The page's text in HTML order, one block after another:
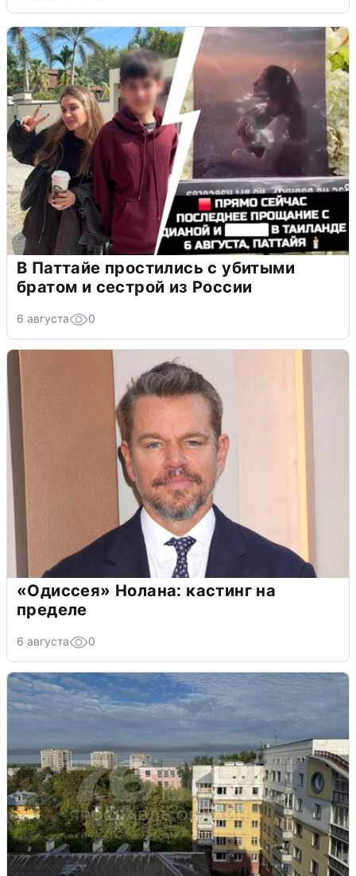
В Паттайе простились с убитыми
братом и сестрой из России
6 августа 0
«Одиссея» Нолана: кастинг на
пределе
6 августа 0